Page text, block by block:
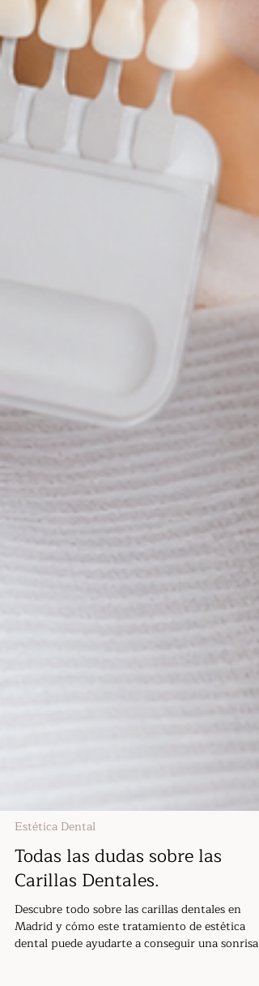
Estética Dental
Todas las dudas sobre las
Carillas Dentales.